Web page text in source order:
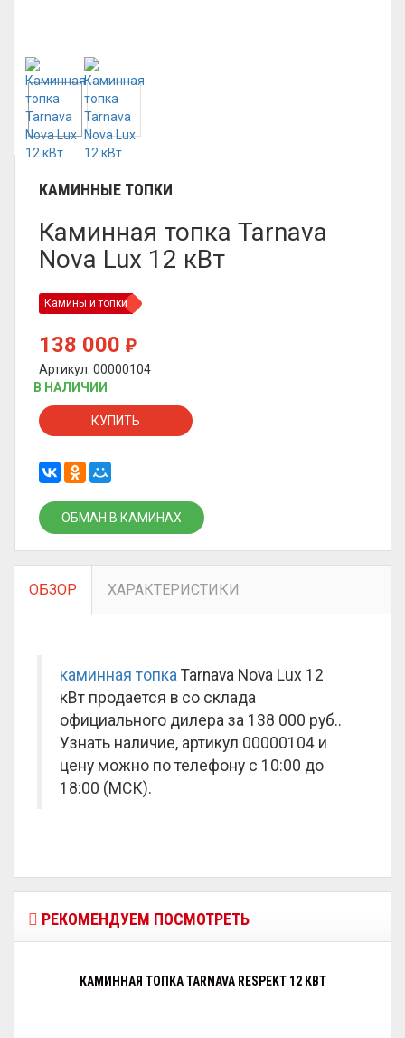
КАМИННЫЕ ТОПКИ
Каминная топка Tarnava
Nova Lux 12 кВт
Камины и топки
138 000 ₽
Артикул: 00000104
В НАЛИЧИИ
КУПИТЬ
ОБМАН В КАМИНАХ
ОБЗОР ХАРАКТЕРИСТИКИ
каминная топка Tarnava Nova Lux 12
кВт продается в со склада
официального дилера за 138 000 руб..
Узнать наличие, артикул 00000104 и
цену можно по телефону с 10:00 до
18:00 (МСК).
РЕКОМЕНДУЕМ ПОСМОТРЕТЬ
КАМИННАЯ ТОПКА TARNAVA RESPEKT 12 КВТ